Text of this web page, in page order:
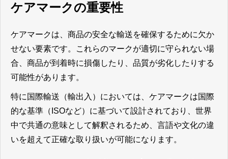
ケアマークの重要性
ケアマークは、商品の安全な輸送を確保するために欠か
せない要素です。これらのマークが適切に守られない場
合、商品が到着時に損傷したり、品質が劣化したりする
可能性があります。
特に国際輸送（輸出入）においては、ケアマークは国際
的な基準（ISOなど）に基づいて設計されており、世界
中で共通の意味として解釈されるため、言語や文化の違
いを超えて正確な取り扱いが可能になります。